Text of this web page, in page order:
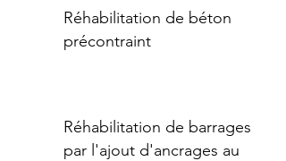
Réhabilitation de béton
précontraint
Réhabilitation de barrages
par l'ajout d'ancrages au